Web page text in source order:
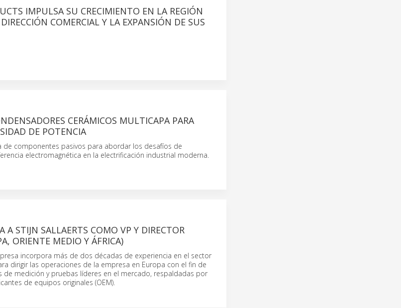
IMPULSA SU CRECIMIENTO EN LA REGIÓN
COMERCIAL Y LA EXPANSIÓN DE SUS
CERÁMICOS MULTICAPA PARA
DE POTENCIA
de componentes pasivos para abordar los desafíos de
electromagnética en la electrificación industrial moderna.
A STIJN SALLAERTS COMO VP Y DIRECTOR
ORIENTE MEDIO Y ÁFRICA)
incorpora más de dos décadas de experiencia en el sector
dirigir las operaciones de la empresa en Europa con el fin de
de medición y pruebas líderes en el mercado, respaldadas por
de equipos originales (OEM).